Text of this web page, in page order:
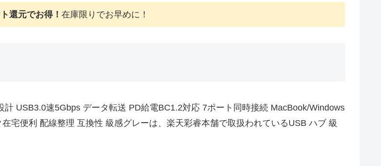
還元でお得！ 在庫限りでお早めに！
USB3.0速5Gbps データ転送 PD給電BC1.2対応 7ポート同時接続 MacBook/Windows
宅便利 配線整理 互換性 級感グレーは、楽天彩睿本舗で取扱われているUSB ハブ 級